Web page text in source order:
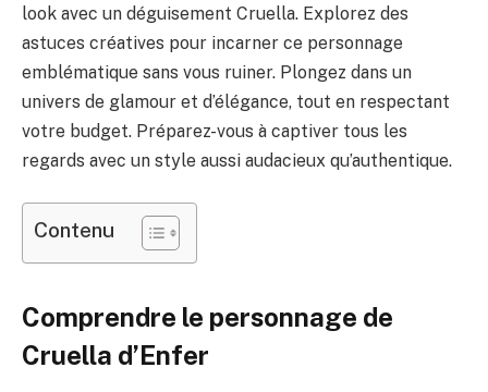
look avec un déguisement Cruella. Explorez des
astuces créatives pour incarner ce personnage
emblématique sans vous ruiner. Plongez dans un
univers de glamour et d’élégance, tout en respectant
votre budget. Préparez-vous à captiver tous les
regards avec un style aussi audacieux qu’authentique.
Contenu
Comprendre le personnage de
Cruella d’Enfer